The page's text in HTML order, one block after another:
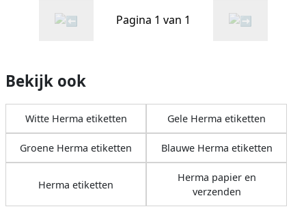
Pagina 1 van 1
Bekijk ook
Witte Herma etiketten Gele Herma etiketten
Groene Herma etiketten Blauwe Herma etiketten
Herma etiketten
Herma papier en
verzenden